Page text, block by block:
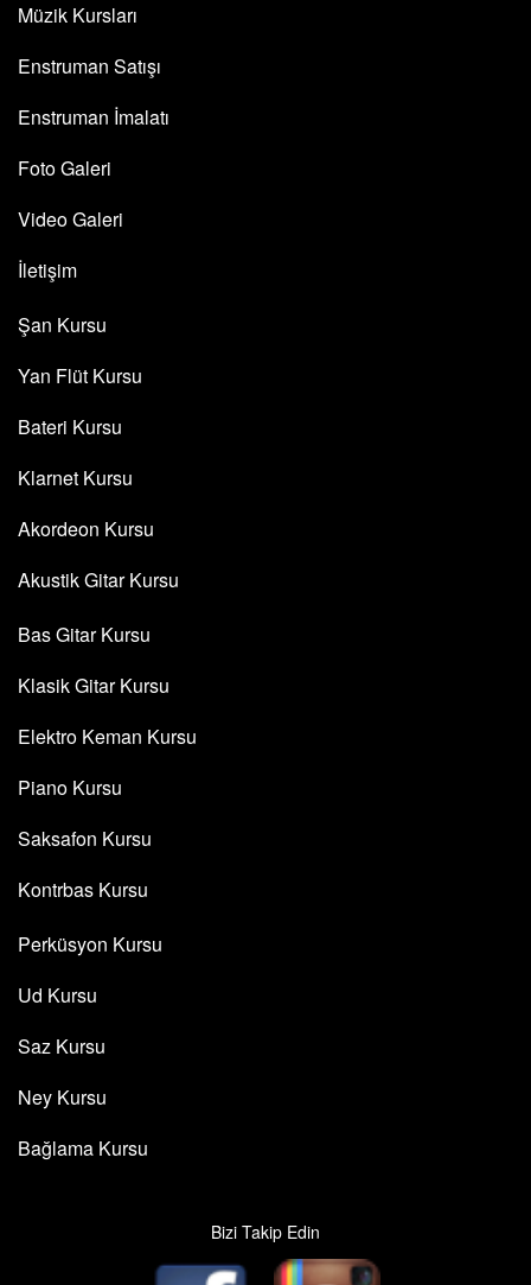
Müzik Kursları
Enstruman Satışı
Enstruman İmalatı
Foto Galeri
Video Galeri
İletişim
Şan Kursu
Yan Flüt Kursu
Bateri Kursu
Klarnet Kursu
Akordeon Kursu
Akustik Gitar Kursu
Bas Gitar Kursu
Klasik Gitar Kursu
Elektro Keman Kursu
Piano Kursu
Saksafon Kursu
Kontrbas Kursu
Perküsyon Kursu
Ud Kursu
Saz Kursu
Ney Kursu
Bağlama Kursu
Bizi Takip Edin